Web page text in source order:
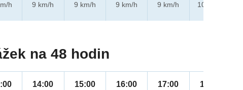
h
9 km/h
9 km/h
9 km/h
9 km/h
10 km/h
na 48 hodin
14:00 15:00 16:00 17:00 18:00